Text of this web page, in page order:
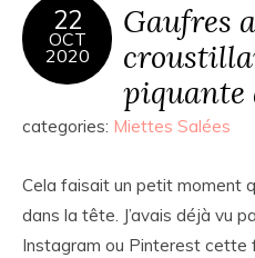
22
OCT
2020
Gaufres
piquante
categories: Miettes Salées
Cela faisait un petit
dans la tête. J’avais déjà vu
Instagram ou Pinterest cette